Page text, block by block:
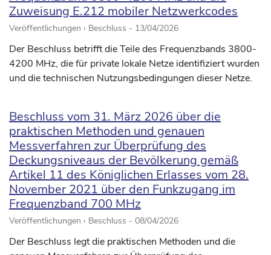
Zuweisung E.212 mobiler Netzwerkcodes
Veröffentlichungen › Beschluss - 13/04/2026
Der Beschluss betrifft die Teile des Frequenzbands 3800-
4200 MHz, die für private lokale Netze identifiziert wurden
und die technischen Nutzungsbedingungen dieser Netze.
Beschluss vom 31. März 2026 über die
praktischen Methoden und genauen
Messverfahren zur Überprüfung des
Deckungsniveaus der Bevölkerung gemäß
Artikel 11 des Königlichen Erlasses vom 28.
November 2021 über den Funkzugang im
Frequenzband 700 MHz
Veröffentlichungen › Beschluss - 08/04/2026
Der Beschluss legt die praktischen Methoden und die